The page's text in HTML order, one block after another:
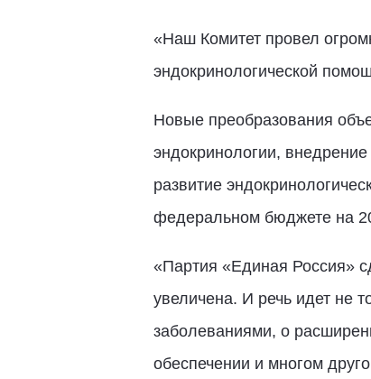
«Наш Комитет провел
эндокринологической
Новые преобразования
эндокринологии,
развитие
федеральном бюджете на
«Партия «Единая Россия»
увеличена. И речь идет не
заболеваниями, о
обеспечении и многом